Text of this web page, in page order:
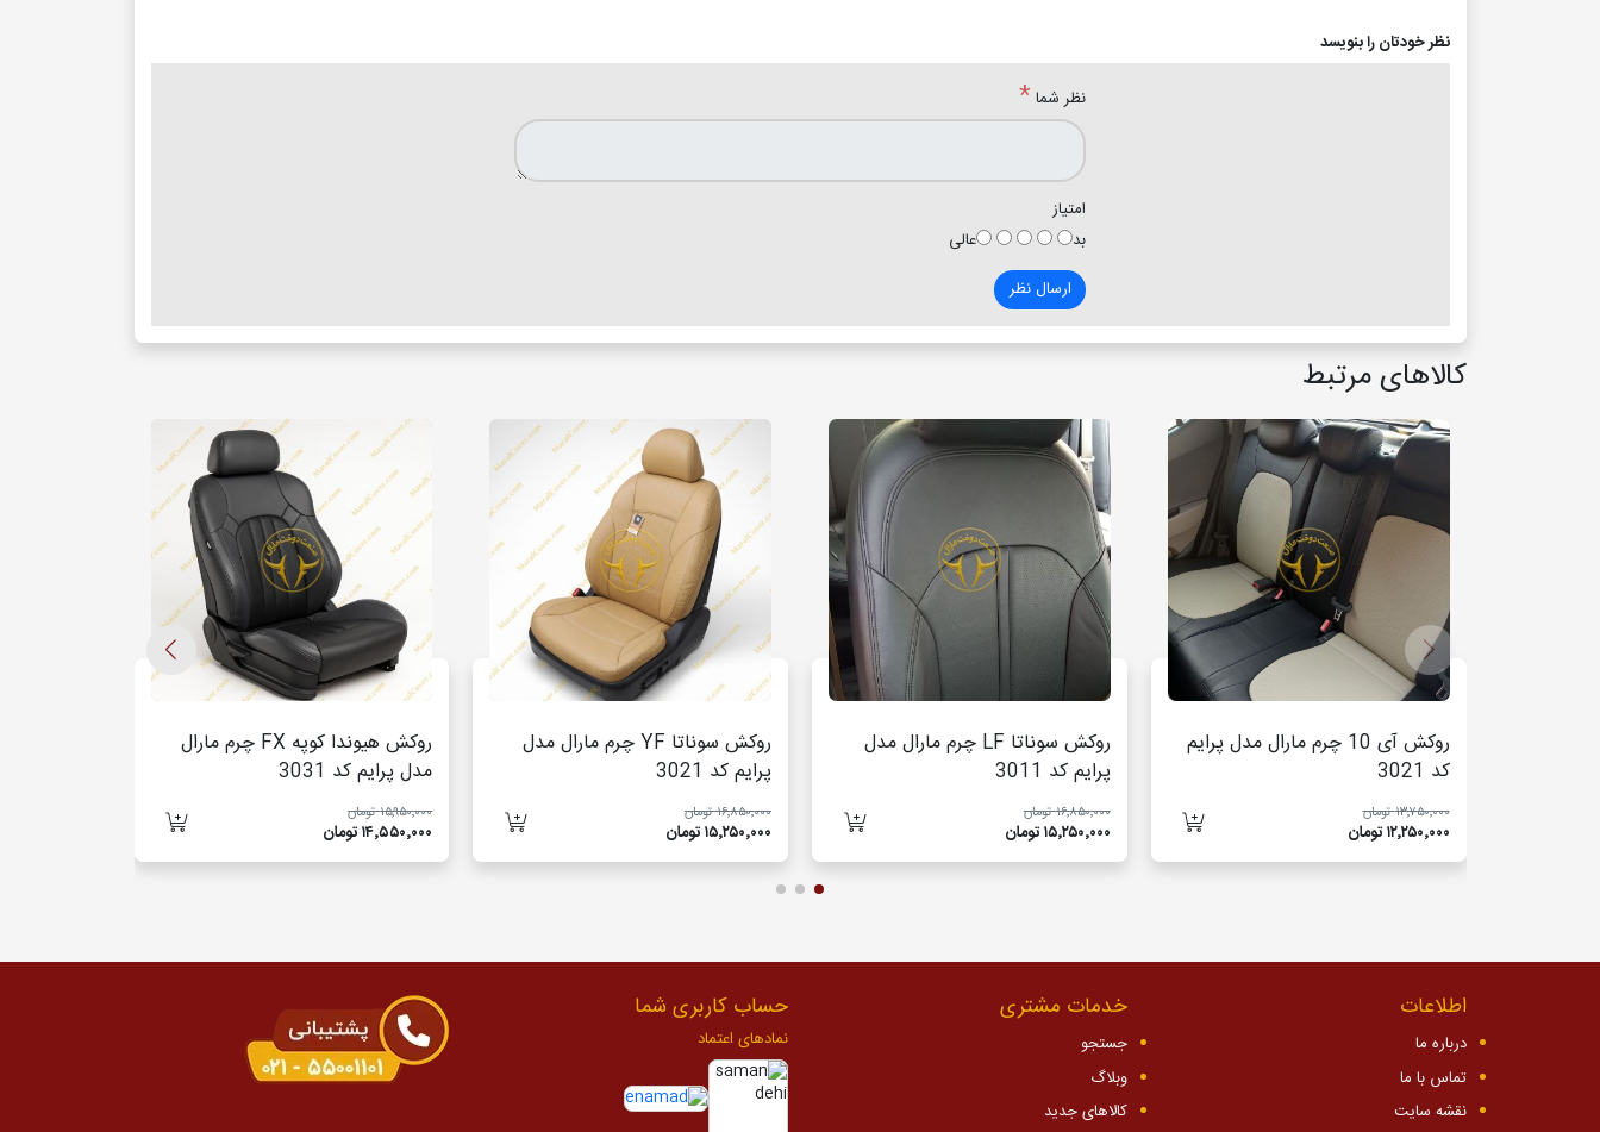
نظر خودتان را بنویسد
نظر شما*
امتیاز
بد
عالی
ارسال نظر
کالاهای مرتبط
روکش آی 10 چرم مارال مدل پرایم
کد 3021
۱۳٬۷۵۰٬۰۰۰ تومان
۱۲٬۲۵۰٬۰۰۰ تومان
روکش سوناتا LF چرم مارال مدل
پرایم کد 3011
۱۶٬۸۵۰٬۰۰۰ تومان
۱۵٬۲۵۰٬۰۰۰ تومان
روکش سوناتا YF چرم مارال مدل
پرایم کد 3021
۱۶٬۸۵۰٬۰۰۰ تومان
۱۵٬۲۵۰٬۰۰۰ تومان
روکش هیوندا کوپه FX چرم مارال
مدل پرایم کد 3031
۱۵٬۹۵۰٬۰۰۰ تومان
۱۴٬۵۵۰٬۰۰۰ تومان
اطلاعات
درباره ما
تماس با ما
نقشه سایت
خدمات مشتری
جستجو
وبلاگ
کالاهای جدید
حساب کاربری شما
نمادهای اعتماد